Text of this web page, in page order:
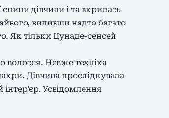
дівчини і та вкрилась
випивши надто багато
Як тільки Цунаде-сенсей
волосся. Невже техніка
Дівчина прослідкувала
Усвідомлення